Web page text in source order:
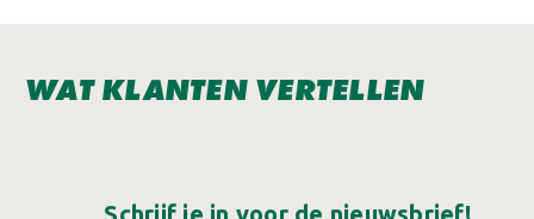
WAT KLANTEN VERTELLEN
Schrijf je in voor de nieuwsbrief!